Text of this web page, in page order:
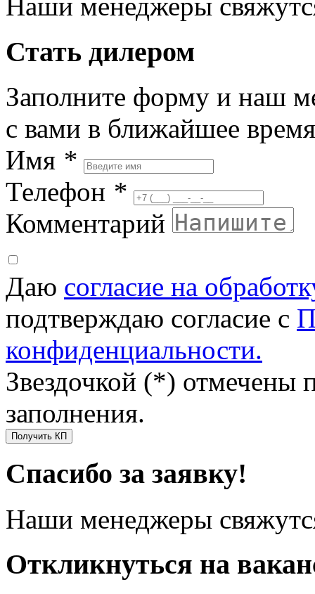
Стать дилером
Заполните форму и наш
с вами в ближайшее время
Имя *
Телефон *
Комментарий
Даю согласие на
подтверждаю согласие с
конфиденциальности.
Звездочкой (*) отмечены
заполнения.
Получить КП
Спасибо за заявку!
Наши менеджеры
Откликнуться на